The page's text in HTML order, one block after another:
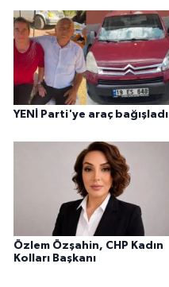
YENİ Parti'ye araç bağışladı
Özlem Özşahin, CHP Kadın
Kolları Başkanı